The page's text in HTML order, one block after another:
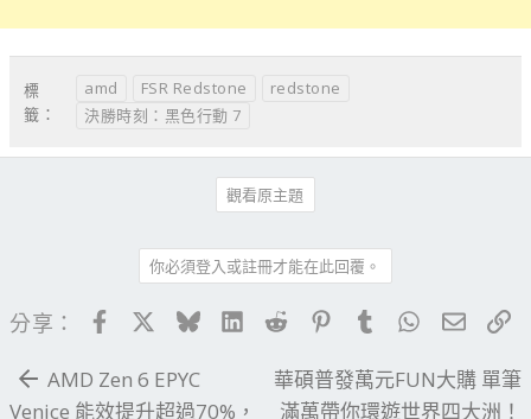
標
籤：
amd FSR Redstone
redstone
決勝時刻：黑色行動 7
觀看原主題
你必須登入或註冊才能在此回覆。
分享： FacebookBlueskyLinkedIn
Reddit PinterestTumblrWhatsApp
電子
AMD Zen 6 EPYC
Venice 能效提升超過70%，
華碩普發萬元FUN大購 單筆
滿萬帶你環遊世界四大洲！